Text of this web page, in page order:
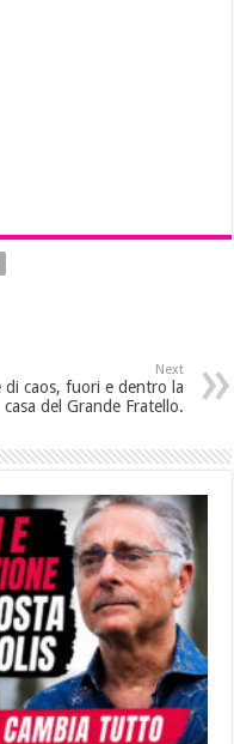
Next
di caos, fuori e dentro la
casa del Grande Fratello.